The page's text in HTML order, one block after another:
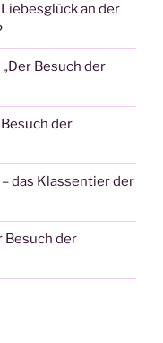
an der
Besuch der
der
das Klassentier der
Besuch der